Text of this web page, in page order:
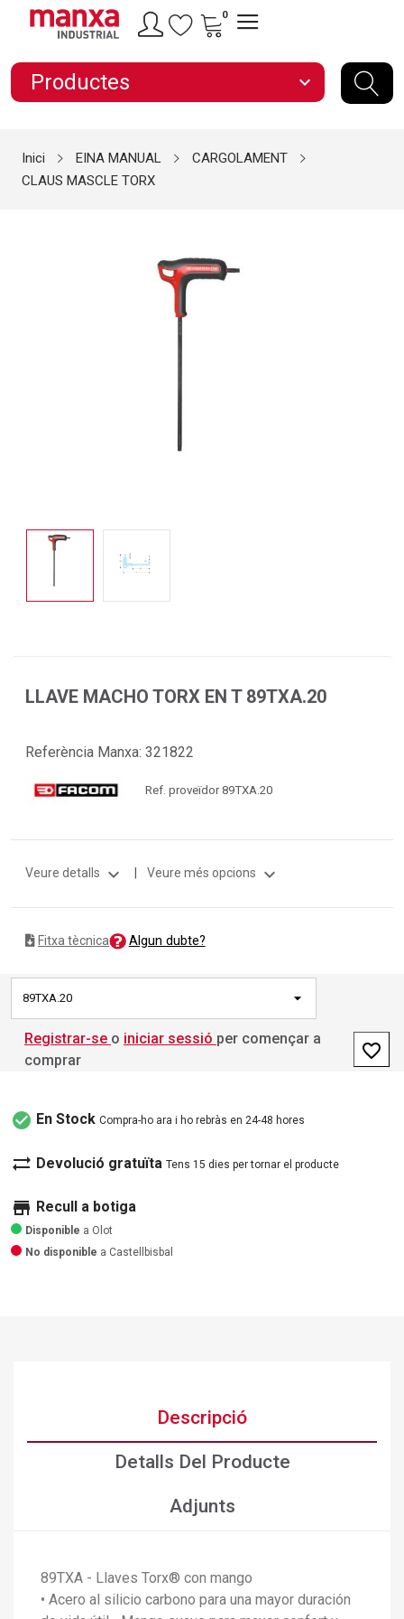
0
Productes expand_more
Inici EINA MANUAL
CARGOLAMENT
CLAUS MASCLE TORX
LLAVE MACHO TORX EN T 89TXA.20
Referència Manxa: 321822
Ref. proveïdor 89TXA.20
Veure detalls expand_more Veure més opcions expand_more
Fitxa tècnica Algun dubte?
89TXA.20
Registrar-se o iniciar sessió per començar a
comprar
favorite_border
check_circle En Stock Compra-ho ara i ho rebràs en 24-48 hores
sync_alt Devolució gratuïta Tens 15 dies per tornar el producte
store Recull a botiga
Disponible a Olot
No disponible a Castellbisbal
Descripció
Detalls Del Producte
Adjunts
89TXA - Llaves Torx® con mango
• Acero al silicio carbono para una mayor duración